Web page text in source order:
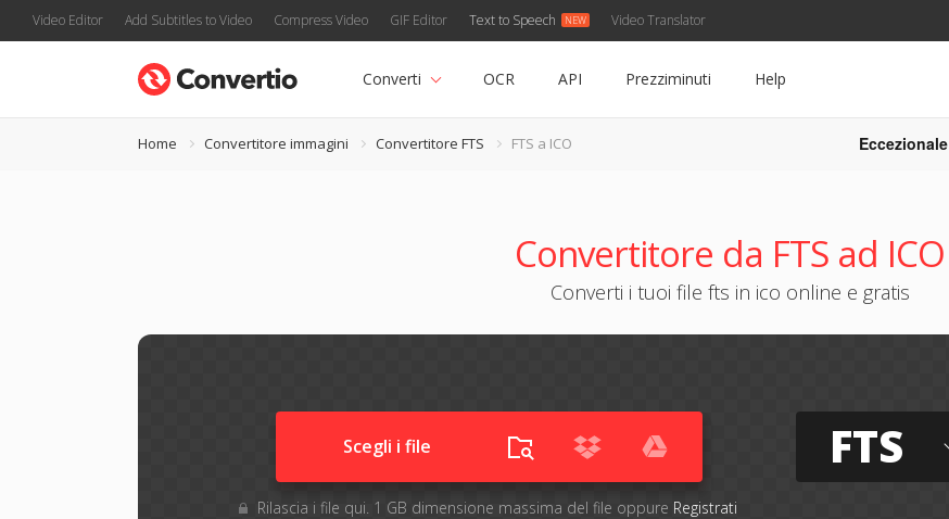
Video Editor Add Subtitles to Video Compress Video GIF Editor Text to Speech Video Translator
Converti OCR API Prezziminuti Help
Home Convertitore immagini Convertitore FTS FTS a ICO Eccezionale
Convertitore da FTS ad ICO
Converti i tuoi file fts in ico online e gratis
Scegli i file
Rilascia i file qui. 1 GB dimensione massima del file oppure Registrati
FTS